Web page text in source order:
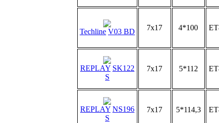
Techline V03 BD 7x17 4*100
REPLAY SK122
S
7x17 5*112
REPLAY NS196
S
7x17 5*114,3